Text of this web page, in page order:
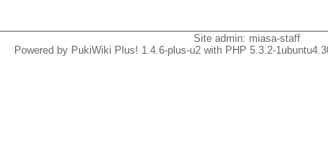
Site admin: miasa-staff
Powered by PukiWiki Plus! 1.4.6-plus-u2 with PHP 5.3.2-